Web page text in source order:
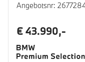
Angebotsnr:
€ 43.990,-